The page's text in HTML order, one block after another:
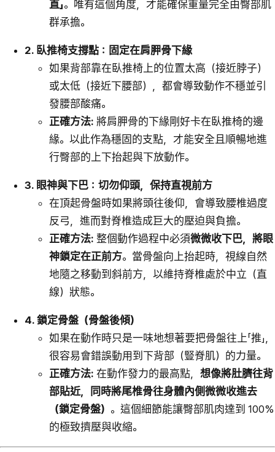
直」。唯有這個角度，才能確保重量完全由臀部肌
群承擔。
2. 臥推椅支撐點：固定在肩胛骨下緣
如果背部靠在臥推椅上的位置太高（接近脖子）
或太低（接近下腰部），都會導致動作不穩並引
發腰部酸痛。
正確方法: 將肩胛骨的下緣剛好卡在臥推椅的邊
緣。以此作為穩固的支點，才能安全且順暢地進
行臀部的上下抬起與下放動作。
3. 眼神與下巴：切勿仰頭，保持直視前方
在頂起骨盤時如果將頭往後仰，會導致腰椎過度
反弓，進而對脊椎造成巨大的壓迫與負擔。
正確方法: 整個動作過程中必須微微收下巴，將眼
神鎖定在正前方。當骨盤向上抬起時，視線自然
地隨之移動到斜前方，以維持脊椎處於中立（直
線）狀態。
4. 鎖定骨盤（骨盤後傾）
如果在動作時只是一味地想著要把骨盤往上「推」，
很容易會錯誤動用到下背部（豎脊肌）的力量。
正確方法: 在動作發力的最高點， 想像將肚臍往背
部貼近，同時將尾椎骨往身體內側微微收進去
（鎖定骨盤） 。這個細節能讓臀部肌肉達到 100%
的極致擠壓與收縮。